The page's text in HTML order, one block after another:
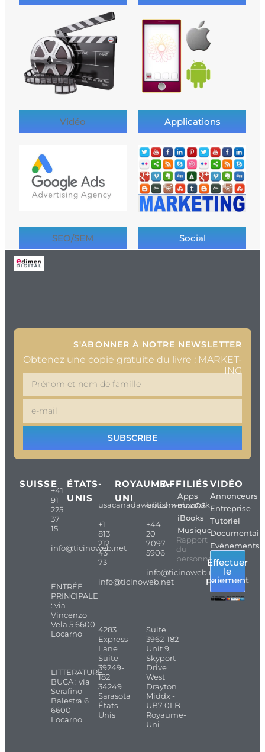
Vidéo Applications
SEO/SEM Social
S'ABONNER À NOTRE NEWSLETTER
Obtenez une copie gratuite du livre : MARKET-
ING
SUBSCRIBE
SUISSE
+41
91
225
37
15
info@ticinoweb.net
ENTRÉE
PRINCIPALE
: via
Vincenzo
Vela 5 6600
Locarno
LITTERATURE
BUCA : via
Serafino
Balestra 6
6600
Locarno
ÉTATS-
UNIS
usacanadaweb.com
+1
813
212
43
73
info@ticinoweb.net
4283
Express
Lane
Suite
39249-
182
34249
Sarasota
États-
Unis
ROYAUME-
UNI
britishweb.co.uk
+44
20
7097
5906
info@ticinoweb.net
Suite
3962-182
Unit 9,
Skyport
Drive
West
Drayton
Middx -
UB7 0LB
Royaume-
Uni
AFFILIÉS
Apps
macOS
iBooks
Musique
Rapport
du
personnel
VIDÉO
Annonceurs
Entreprise
Tutoriel
Evénements
Effectuer
le
paiement